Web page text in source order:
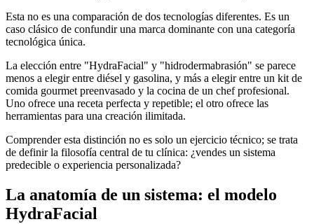
Esta no es una comparación de dos tecnologías diferentes. Es un
caso clásico de confundir una marca dominante con una categoría
tecnológica única.
La elección entre "HydraFacial" y "hidrodermabrasión" se parece
menos a elegir entre diésel y gasolina, y más a elegir entre un kit de
comida gourmet preenvasado y la cocina de un chef profesional.
Uno ofrece una receta perfecta y repetible; el otro ofrece las
herramientas para una creación ilimitada.
Comprender esta distinción no es solo un ejercicio técnico; se trata
de definir la filosofía central de tu clínica: ¿vendes un sistema
predecible o experiencia personalizada?
La anatomía de un sistema: el modelo
HydraFacial